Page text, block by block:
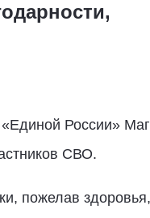
«Единой России»
СВО.
пожелав здоровья,